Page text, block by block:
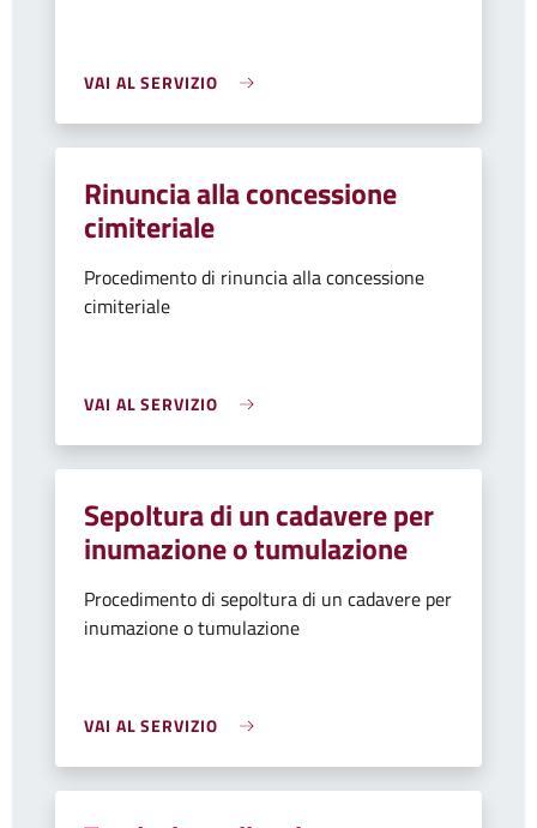
VAI AL SERVIZIO
Rinuncia alla concessione
cimiteriale
Procedimento di rinuncia alla concessione
cimiteriale
VAI AL SERVIZIO
Sepoltura di un cadavere per
inumazione o tumulazione
Procedimento di sepoltura di un cadavere per
inumazione o tumulazione
VAI AL SERVIZIO